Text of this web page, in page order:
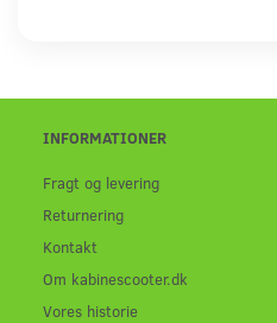
INFORMATIONER
Fragt og levering
Returnering
Kontakt
Om kabinescooter.dk
Vores historie